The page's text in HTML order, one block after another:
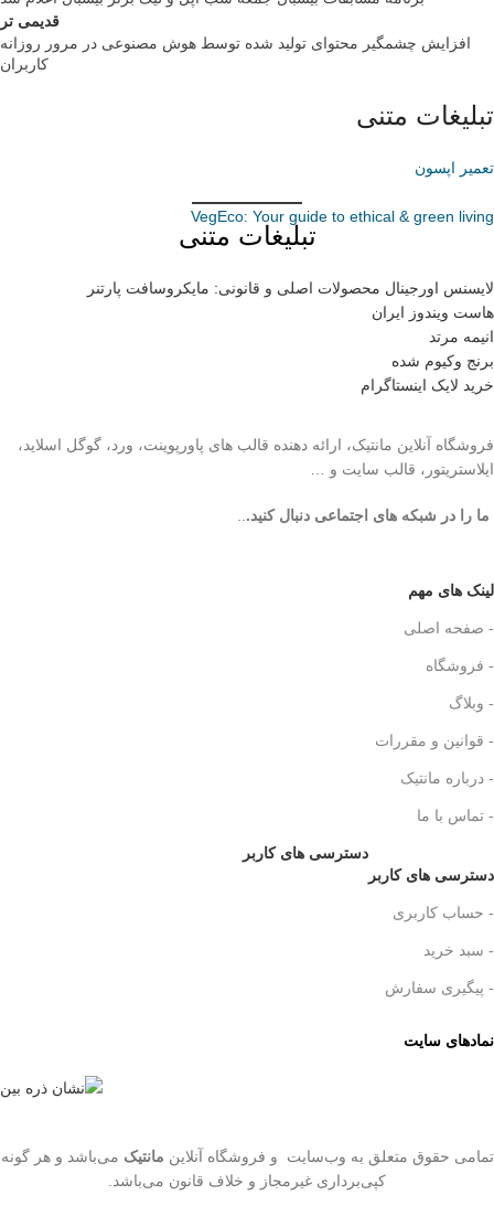
قدیمی تر
افزایش چشمگیر محتوای تولید شده توسط هوش مصنوعی در مرور روزانه
کاربران
تبلیغات متنی
تعمیر اپسون
VegEco: Your guide to ethical & green living
تبلیغات متنی
لایسنس اورجینال محصولات اصلی و قانونی: مایکروسافت پارتنر
هاست ویندوز ایران
انیمه مرتد
برنج وکیوم شده
خرید لایک اینستاگرام
فروشگاه آنلاین مانتیک، ارائه دهنده قالب های پاورپوینت، ورد، گوگل اسلاید،
ایلاستریتور، قالب سایت و …
ما را در شبکه های اجتماعی دنبال کنید.
لینک های مهم
- صفحه اصلی
- فروشگاه
- وبلاگ
- قوانین و مقررات
- درباره مانتیک
- تماس با ما
دسترسی های کاربر
دسترسی های کاربر
- حساب کاربری
- سبد خرید
- پیگیری سفارش
نمادهای سایت
تمامی حقوق متعلق به وب‌سایت و فروشگاه‌ آنلاین مانتیک می‌باشد و هر گونه
کپی‌برداری غیرمجاز و خلاف قانون می‌باشد.